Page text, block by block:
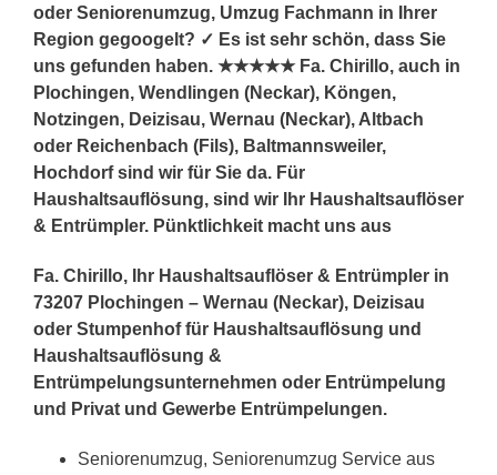
oder Seniorenumzug, Umzug Fachmann in Ihrer
Region gegoogelt? ✓ Es ist sehr schön, dass Sie
uns gefunden haben. ★★★★★ Fa. Chirillo, auch in
Plochingen, Wendlingen (Neckar), Köngen,
Notzingen, Deizisau, Wernau (Neckar), Altbach
oder Reichenbach (Fils), Baltmannsweiler,
Hochdorf sind wir für Sie da. Für
Haushaltsauflösung, sind wir Ihr Haushaltsauflöser
& Entrümpler. Pünktlichkeit macht uns aus
Fa. Chirillo, Ihr Haushaltsauflöser & Entrümpler in
73207 Plochingen – Wernau (Neckar), Deizisau
oder Stumpenhof für Haushaltsauflösung und
Haushaltsauflösung &
Entrümpelungsunternehmen oder Entrümpelung
und Privat und Gewerbe Entrümpelungen.
Seniorenumzug, Seniorenumzug Service aus